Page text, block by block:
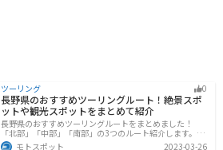
ツーリング 0
長野県のおすすめツーリングルート！絶景スポ
ットや観光スポットをまとめて紹介
長野県のおすすめツーリングルートをまとめました！
「北部」「中部」「南部」の3つのルート紹介します。諏
訪湖やビーナスラインのような全国でも有名なツーリン
モトスポット 2023-03-26